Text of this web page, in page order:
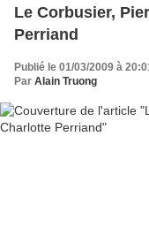
Le Corbusier,
Perriand
Publié le 01/03/2009 à
Par Alain Truong